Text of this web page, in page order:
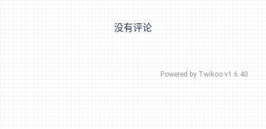
没有评论
Powered by Twikoo v1.6.40